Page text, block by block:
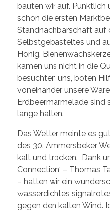
bauten wir auf. Pünktlich
schon die ersten
Standnachbarschaft auf
Selbstgebasteltes und
Honig,
kamen uns nicht in die
besuchten uns, boten
voneinander unsere
Erdbeermarmelade sind
lange halten.
Das Wetter meinte es
des 30. Ammersbeker
kalt und trocken. Dank
Connection‘ – Thomas
– hatten wir ein
wasserdichtes
gegen den kalten Wind.